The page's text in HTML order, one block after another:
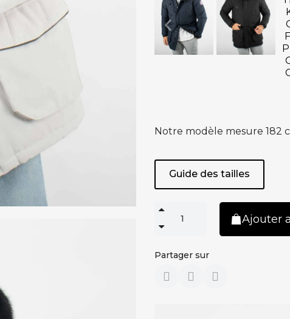
Notre modèle mesure 182
Guide des tailles
Ajouter
Partager sur